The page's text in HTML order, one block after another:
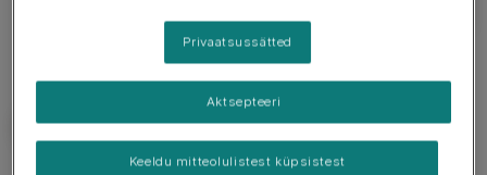
Privaatsussätted
Keeldu mitteolulistest küpsistest
Aktsepteeri